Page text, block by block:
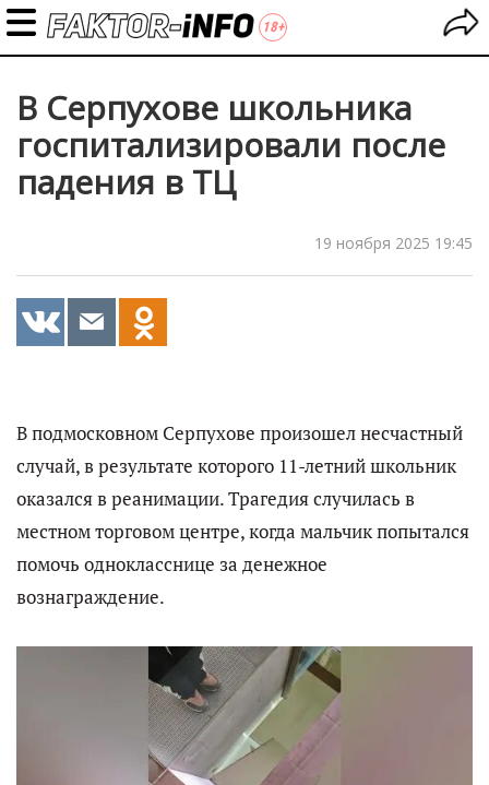
В Серпухове школьника
госпитализировали после
падения в ТЦ
19 ноября 2025 19:45
В подмосковном Серпухове произошел несчастный
случай, в результате которого 11-летний школьник
оказался в реанимации. Трагедия случилась в
местном торговом центре, когда мальчик попытался
помочь однокласснице за денежное
вознаграждение.